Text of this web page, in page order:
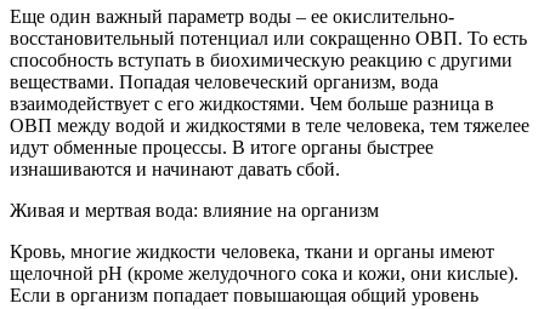
Еще один важный параметр воды – ее окислительно-
восстановительный потенциал или сокращенно ОВП. То есть
способность вступать в биохимическую реакцию с другими
веществами. Попадая человеческий организм, вода
взаимодействует с его жидкостями. Чем больше разница в
ОВП между водой и жидкостями в теле человека, тем тяжелее
идут обменные процессы. В итоге органы быстрее
изнашиваются и начинают давать сбой.
Живая и мертвая вода: влияние на организм
Кровь, многие жидкости человека, ткани и органы имеют
щелочной pH (кроме желудочного сока и кожи, они кислые).
Если в организм попадает повышающая общий уровень